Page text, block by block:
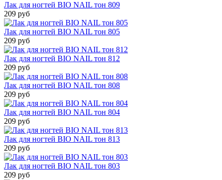
Лак для ногтей BIO NAIL тон 809
209 руб
Лак для ногтей BIO NAIL тон 805
209 руб
Лак для ногтей BIO NAIL тон 812
209 руб
Лак для ногтей BIO NAIL тон 808
209 руб
Лак для ногтей BIO NAIL тон 804
209 руб
Лак для ногтей BIO NAIL тон 813
209 руб
Лак для ногтей BIO NAIL тон 803
209 руб